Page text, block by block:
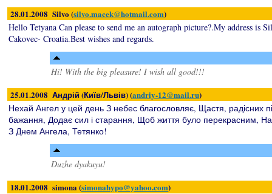
28.01.2008 Silvo (silvo.macek@hotmail.com)
Hello Tetyana Can please to send me an autograph picture?.My address is
Cakovec- Croatia.Best wishes and regards.
Hi! With the big pleasure! I wish all good!!!
25.01.2008 Андрій (Київ/Львів) (andriy-12@mail.ru)
Нехай Ангел у цей день З небес благословляє, Щастя, радісних
бажання, Додає сил і старання, Щоб життя було перекрасним,
З Днем Ангела, Тетянко!
Duzhe dyakuyu!
18.01.2008 simona (simonahypo@yahoo.com)